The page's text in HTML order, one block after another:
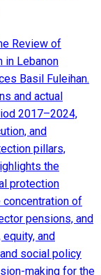
Review of
in Lebanon
Basil Fuleihan.
and actual
2017–2024,
and
pillars,
the
protection
concentration of
pensions, and
and
social policy
making for the